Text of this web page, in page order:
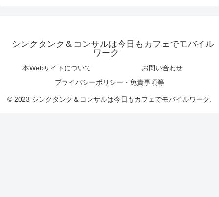
シンクタンク＆コンサルは今日もカフェでモバイル
ワーク
本Webサイトについて
お問い合わせ
プライバシーポリシー・免責事項等
© 2023 シンクタンク＆コンサルは今日もカフェでモバイルワーク.